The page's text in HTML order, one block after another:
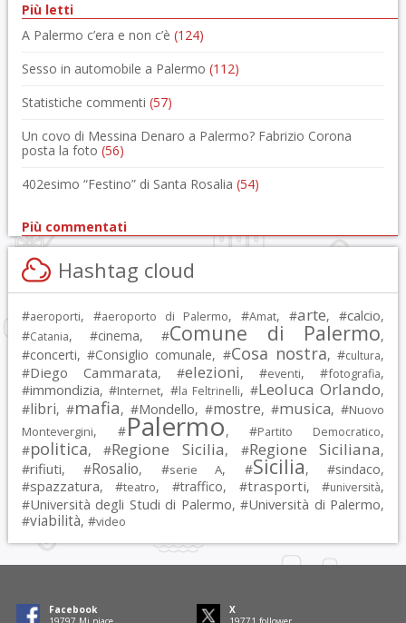
Più letti
A Palermo c’era e non c’è (124)
Sesso in automobile a Palermo (112)
Statistiche commenti (57)
Un covo di Messina Denaro a Palermo? Fabrizio Corona
posta la foto (56)
402esimo “Festino” di Santa Rosalia (54)
Più commentati
Hashtag cloud
#aeroporti, #aeroporto di Palermo, #Amat, #arte, #calcio,
#Catania, #cinema, #Comune di Palermo,
#concerti, #Consiglio comunale, #Cosa nostra, #cultura,
#Diego Cammarata, #elezioni, #eventi, #fotografia,
#immondizia, #Internet, #la Feltrinelli, #Leoluca Orlando,
#libri, #mafia, #Mondello, #mostre, #musica, #Nuovo
Montevergini, #Palermo, #Partito Democratico,
#politica, #Regione Sicilia, #Regione Siciliana,
#rifiuti, #Rosalio, #serie A, #Sicilia, #sindaco,
#spazzatura, #teatro, #traffico, #trasporti, #università,
#Università degli Studi di Palermo, #Università di Palermo,
#viabilità, #video
Facebook
X